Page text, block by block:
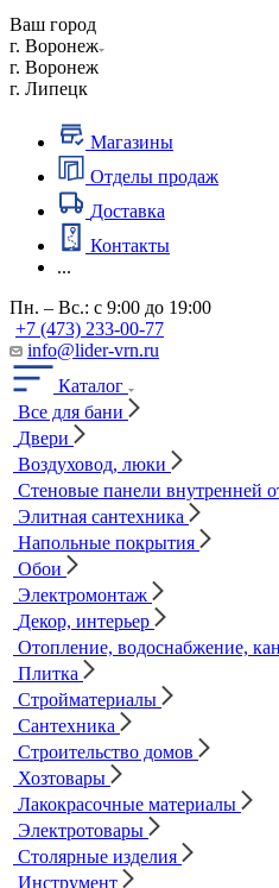
Ваш город
г. Воронеж
г. Воронеж
г. Липецк
Магазины
Отделы продаж
Доставка
Контакты
...
Пн. – Вс.: с 9:00 до 19:00
+7 (473) 233-00-77
info@lider-vrn.ru
Каталог
Все для бани
Двери
Воздуховод, люки
Стеновые панели внутренней
Элитная сантехника
Напольные покрытия
Обои
Электромонтаж
Декор, интерьер
Отопление, водоснабжение,
Плитка
Стройматериалы
Сантехника
Строительство домов
Хозтовары
Лакокрасочные материалы
Электротовары
Столярные изделия
Инструмент